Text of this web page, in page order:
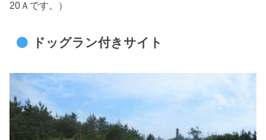
20Ａです。）
ドッグラン付きサイト